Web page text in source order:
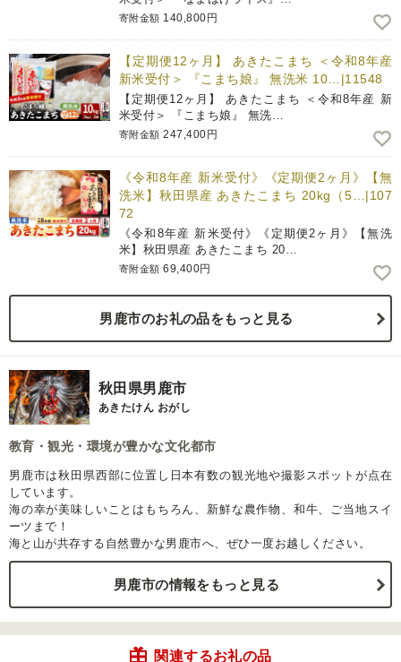
寄附金額 140,800円
【定期便12ヶ月】 あきたこまち ＜令和8年産
新米受付＞ 『こまち娘』 無洗米 10…|11548
【定期便12ヶ月】 あきたこまち ＜令和8年産 新
米受付＞ 『こまち娘』 無洗…
寄附金額 247,400円
《令和8年産 新米受付》《定期便2ヶ月》【無
洗米】秋田県産 あきたこまち 20kg（5…|107
72
《令和8年産 新米受付》《定期便2ヶ月》【無洗
米】秋田県産 あきたこまち 20…
寄附金額 69,400円
男鹿市のお礼の品をもっと見る
秋田県男鹿市
あきたけん おがし
教育・観光・環境が豊かな文化都市
男鹿市は秋田県西部に位置し日本有数の観光地や撮影スポットが点在
しています。
海の幸が美味しいことはもちろん、新鮮な農作物、和牛、ご当地スイ
ーツまで！
海と山が共存する自然豊かな男鹿市へ、ぜひ一度お越しください。
男鹿市の情報をもっと見る
関連するお礼の品